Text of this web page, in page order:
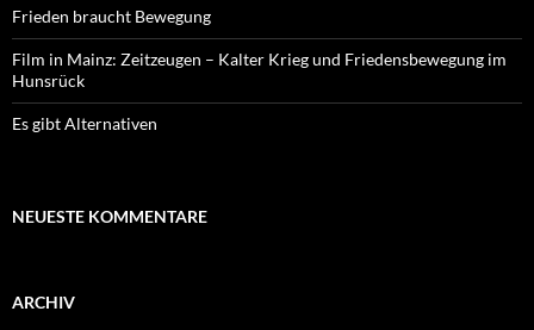
Frieden braucht Bewegung
Film in Mainz: Zeitzeugen – Kalter Krieg und Friedensbewegung im
Hunsrück
Es gibt Alternativen
NEUESTE KOMMENTARE
ARCHIV